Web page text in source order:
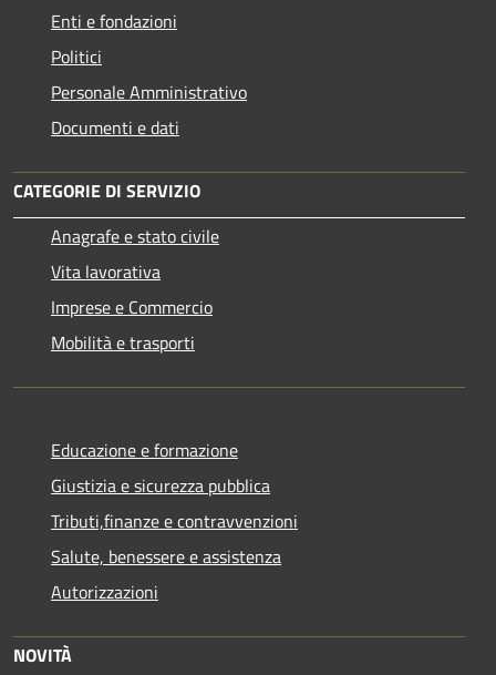
Enti e fondazioni
Politici
Personale Amministrativo
Documenti e dati
CATEGORIE DI SERVIZIO
Anagrafe e stato civile
Vita lavorativa
Imprese e Commercio
Mobilità e trasporti
Educazione e formazione
Giustizia e sicurezza pubblica
Tributi,finanze e contravvenzioni
Salute, benessere e assistenza
Autorizzazioni
NOVITÀ